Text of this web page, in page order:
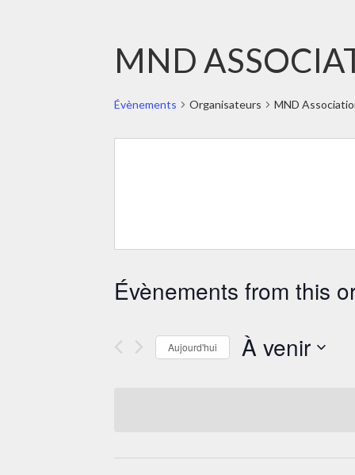
MND
Évènements Organisateurs MND
Évènements from this
Aujourd'hui À venir